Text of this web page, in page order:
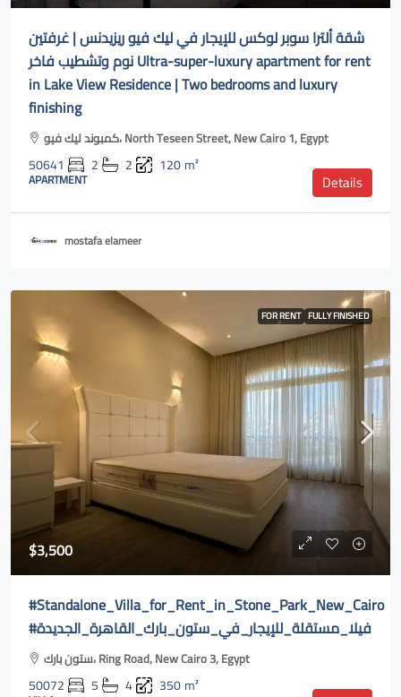
شقة ألترا سوبر لوكس للإيجار في ليك فيو ريزيدنس | غرفتين
نوم وتشطيب فاخر Ultra-super-luxury apartment for rent
in Lake View Residence | Two bedrooms and luxury
finishing
كمبوند ليك فيو، North Teseen Street, New Cairo 1, Egypt
50641 2 2 120m²
APARTMENT Details
mostafa elameer
FOR RENT FULLY FINISHED
$3,500
#Standalone_Villa_for_Rent_in_Stone_Park_New_Cairo
#فيلا_مستقلة_للإيجار_في_ستون_بارك_القاهرة_الجديدة
ستون بارك، Ring Road, New Cairo 3, Egypt
50072 5 4 350m²